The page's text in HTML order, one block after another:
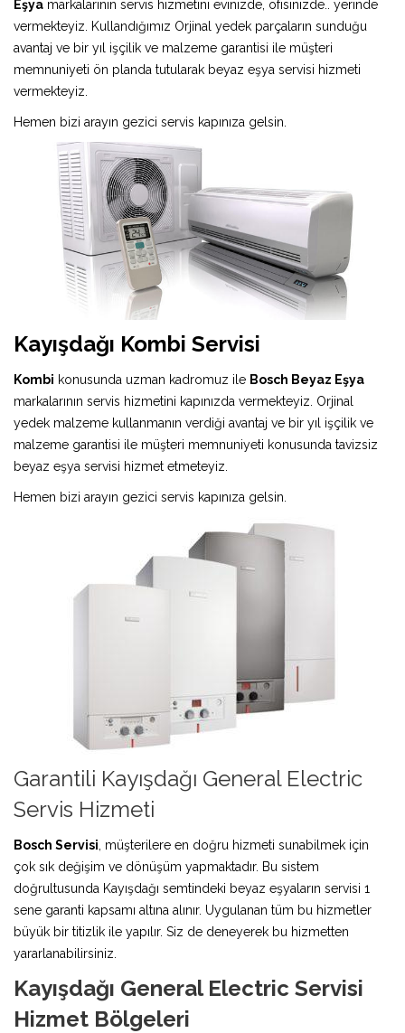
Eşya markalarının servis hizmetini evinizde, ofisinizde.. yerinde
vermekteyiz. Kullandığımız Orjinal yedek parçaların sunduğu
avantaj ve bir yıl işçilik ve malzeme garantisi ile müşteri
memnuniyeti ön planda tutularak beyaz eşya servisi hizmeti
vermekteyiz.
Hemen bizi arayın gezici servis kapınıza gelsin.
Kayışdağı Kombi Servisi
Kombi konusunda uzman kadromuz ile Bosch Beyaz Eşya
markalarının servis hizmetini kapınızda vermekteyiz. Orjinal
yedek malzeme kullanmanın verdiği avantaj ve bir yıl işçilik ve
malzeme garantisi ile müşteri memnuniyeti konusunda tavizsiz
beyaz eşya servisi hizmet etmeteyiz.
Hemen bizi arayın gezici servis kapınıza gelsin.
Garantili Kayışdağı General Electric
Servis Hizmeti
Bosch Servisi , müşterilere en doğru hizmeti sunabilmek için
çok sık değişim ve dönüşüm yapmaktadır. Bu sistem
doğrultusunda Kayışdağı semtindeki beyaz eşyaların servisi 1
sene garanti kapsamı altına alınır. Uygulanan tüm bu hizmetler
büyük bir titizlik ile yapılır. Siz de deneyerek bu hizmetten
yararlanabilirsiniz.
Kayışdağı General Electric Servisi
Hizmet Bölgeleri